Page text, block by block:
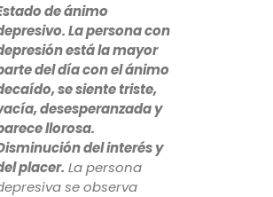
de ánimo
La persona con
está la mayor
del día con el ánimo
se siente triste,
desesperanzada y
llorosa.
del interés y
placer. La persona
se observa